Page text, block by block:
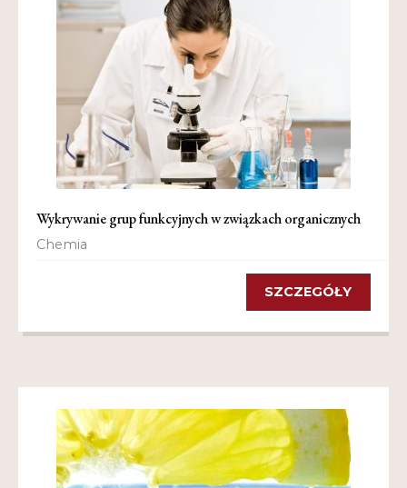
Wykrywanie grup funkcyjnych w związkach organicznych
Chemia
SZCZEGÓŁY